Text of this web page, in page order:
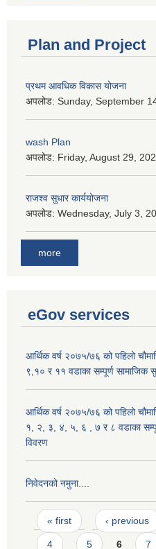
Plan and Project
प्रथम आवधिक विकास योजना
अपलोड: Sunday, September
wash Plan
अपलोड: Friday, August 29,
राजश्व सुधार कार्ययोजना
अपलोड: Wednesday, July 3,
more
eGov services
आर्थिक वर्ष २०७५/७६ को पहिलो
९,१० र ११ वडाका सम्पूर्ण सामाजिक
आर्थिक वर्ष २०७५/७६ को पहिलो
१, २, ३, ४, ५, ६ , ७ र ८ वडाका
विवरण
निवेदनको नमुना....
Pages
« first ‹ previous
4 5 6 7